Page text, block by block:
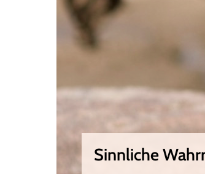
Sinnliche